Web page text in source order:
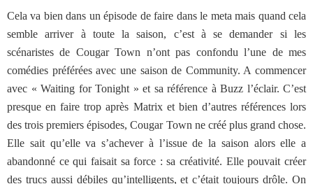
Cela va bien dans un épisode de faire dans le meta mais quand cela
semble arriver à toute la saison, c’est à se demander si les
scénaristes de Cougar Town n’ont pas confondu l’une de mes
comédies préférées avec une saison de Community. A commencer
avec « Waiting for Tonight » et sa référence à Buzz l’éclair. C’est
presque en faire trop après Matrix et bien d’autres références lors
des trois premiers épisodes, Cougar Town ne créé plus grand chose.
Elle sait qu’elle va s’achever à l’issue de la saison alors elle a
abandonné ce qui faisait sa force : sa créativité. Elle pouvait créer
des trucs aussi débiles qu’intelligents, et c’était toujours drôle. On